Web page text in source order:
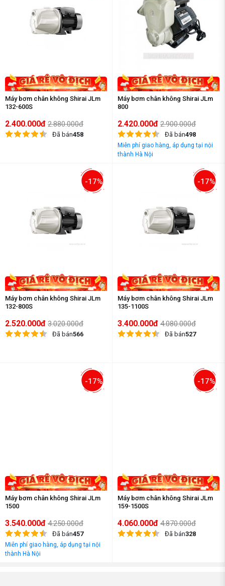
Máy bơm chân không Shirai JLm
132-600S
2.400.000đ 2.880.000đ
Đã bán458
Máy bơm chân không Shirai JLm
800
2.420.000đ 2.900.000đ
Đã bán498
Miễn phí giao hàng, áp dụng tại nội
thành Hà Nội
-17%
Máy bơm chân không Shirai JLm
132-800S
2.520.000đ 3.020.000đ
Đã bán566
-17%
Máy bơm chân không Shirai JLm
135-1100S
3.400.000đ 4.080.000đ
Đã bán527
-17%
Máy bơm chân không Shirai JLm
1500
3.540.000đ 4.250.000đ
Đã bán457
Miễn phí giao hàng, áp dụng tại nội
thành Hà Nội
-17%
Máy bơm chân không Shirai JLm
159-1500S
4.060.000đ 4.870.000đ
Đã bán328